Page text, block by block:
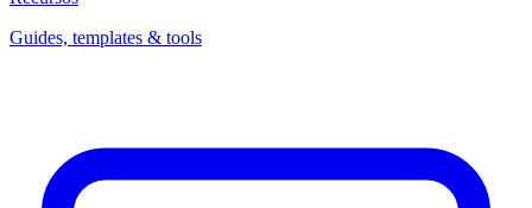
Guides, templates & tools